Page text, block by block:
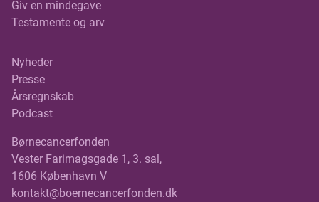
Giv en mindegave
Testamente og arv
Nyheder
Presse
Årsregnskab
Podcast
Børnecancerfonden
Vester Farimagsgade 1, 3. sal,
1606 København V
kontakt@boernecancerfonden.dk